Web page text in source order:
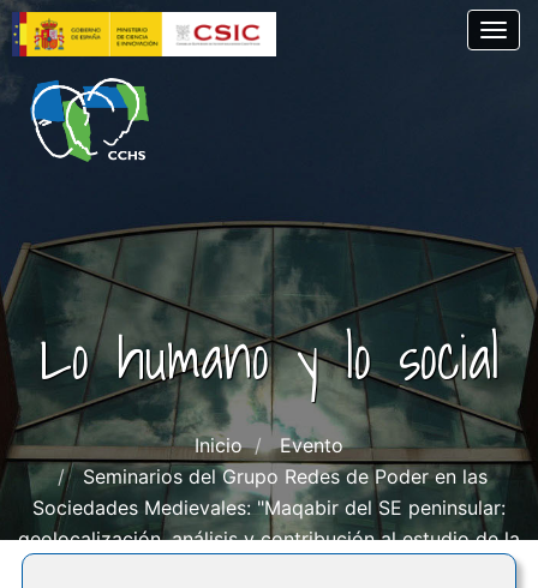
Pasar
al
contenido
principal
Lo humano y lo social
Inicio
Evento
Seminarios del Grupo Redes de Poder en las
Sociedades Medievales: "Maqabir del SE peninsular:
geolocalización, análisis y contribución al estudio de la